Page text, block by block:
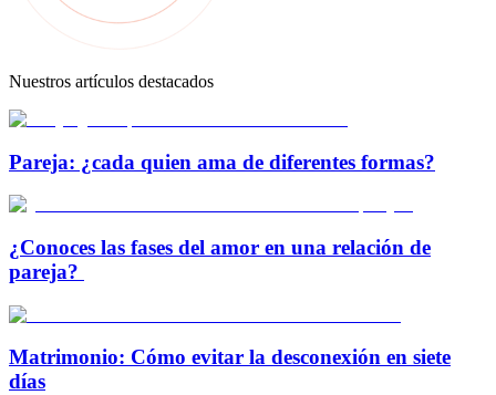
Nuestros artículos destacados
Pareja: ¿cada quien ama de diferentes formas?
¿Conoces las fases del amor en una relación de
pareja?
Matrimonio: Cómo evitar la desconexión en siete
días